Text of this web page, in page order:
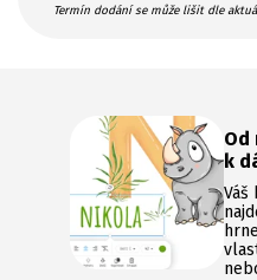
Termín dodání se může lišit dle
Od
k
Váš